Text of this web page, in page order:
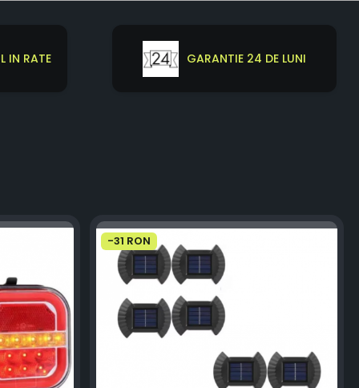
IN RATE GARANTIE 24 DE LUNI
-31 RON